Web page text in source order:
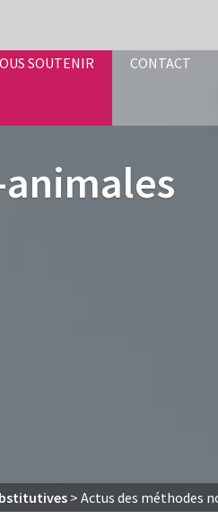
SOUTENIR CONTACT
> Actus des méthodes